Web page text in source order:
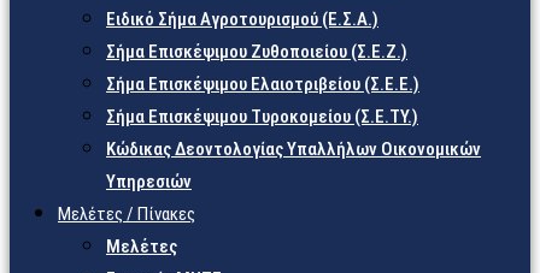
Ειδικό Σήμα Αγροτουρισμού (Ε.Σ.Α.)
Σήμα Επισκέψιμου Ζυθοποιείου (Σ.Ε.Ζ.)
Σήμα Επισκέψιμου Ελαιοτριβείου (Σ.Ε.Ε.)
Σήμα Επισκέψιμου Τυροκομείου (Σ.Ε.TY.)
Κώδικας Δεοντολογίας Υπαλλήλων Οικονομικών
Υπηρεσιών
Μελέτες / Πίνακες
Μελέτες